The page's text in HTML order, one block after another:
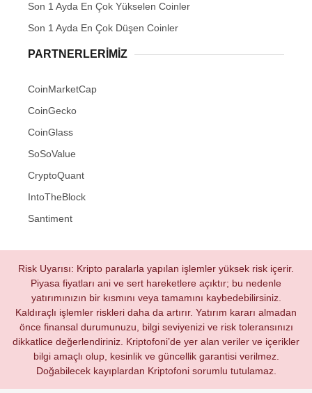
Son 1 Ayda En Çok Yükselen Coinler
Son 1 Ayda En Çok Düşen Coinler
PARTNERLERIMIZ
CoinMarketCap
CoinGecko
CoinGlass
SoSoValue
CryptoQuant
IntoTheBlock
Santiment
Risk Uyarısı: Kripto paralarla yapılan işlemler yüksek risk içerir.
Piyasa fiyatları ani ve sert hareketlere açıktır; bu nedenle
yatırımınızın bir kısmını veya tamamını kaybedebilirsiniz.
Kaldıraçlı işlemler riskleri daha da artırır. Yatırım kararı almadan
önce finansal durumunuzu, bilgi seviyenizi ve risk toleransınızı
dikkatlice değerlendiriniz. Kriptofoni’de yer alan veriler ve içerikler
bilgi amaçlı olup, kesinlik ve güncellik garantisi verilmez.
Doğabilecek kayıplardan Kriptofoni sorumlu tutulamaz.